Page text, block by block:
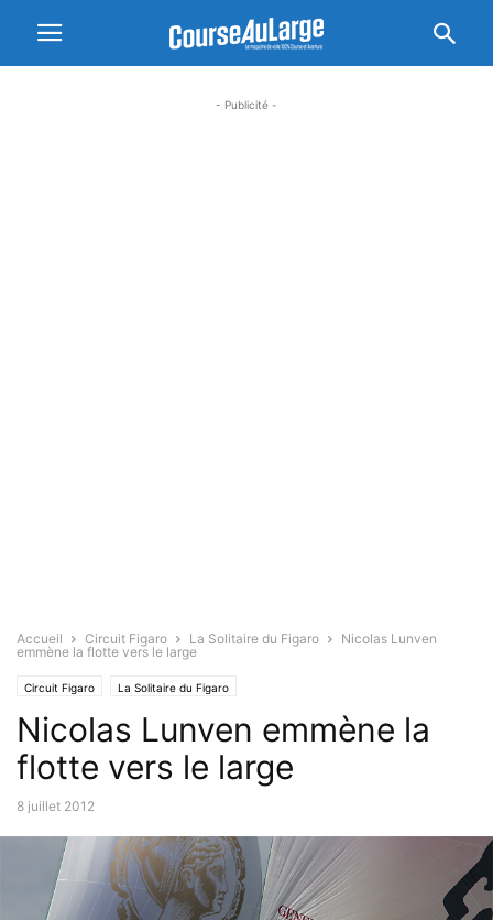
- Publicité -
Accueil Circuit Figaro La Solitaire du Figaro
Nicolas Lunven
emmène la flotte vers le large
Circuit Figaro La Solitaire du Figaro
Nicolas Lunven emmène la
flotte vers le large
8 juillet 2012